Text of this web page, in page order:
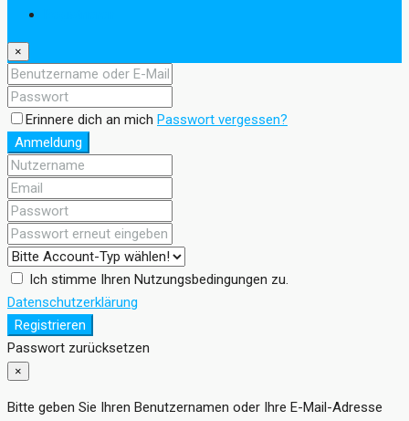
×
Erinnere dich an mich Passwort vergessen?
Anmeldung
Ich stimme Ihren Nutzungsbedingungen zu.
Datenschutzerklärung
Registrieren
Passwort zurücksetzen
×
Bitte geben Sie Ihren Benutzernamen oder Ihre E-Mail-Adresse